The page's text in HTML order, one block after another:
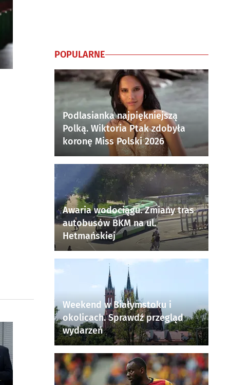
POPULARNE
Podlasianka najpiękniejszą
Polką. Wiktoria Ptak zdobyła
koronę Miss Polski 2026
Awaria wodociągu. Zmiany tras
autobusów BKM na ul.
Hetmańskiej
Weekend w Białymstoku i
okolicach. Sprawdź przegląd
wydarzeń